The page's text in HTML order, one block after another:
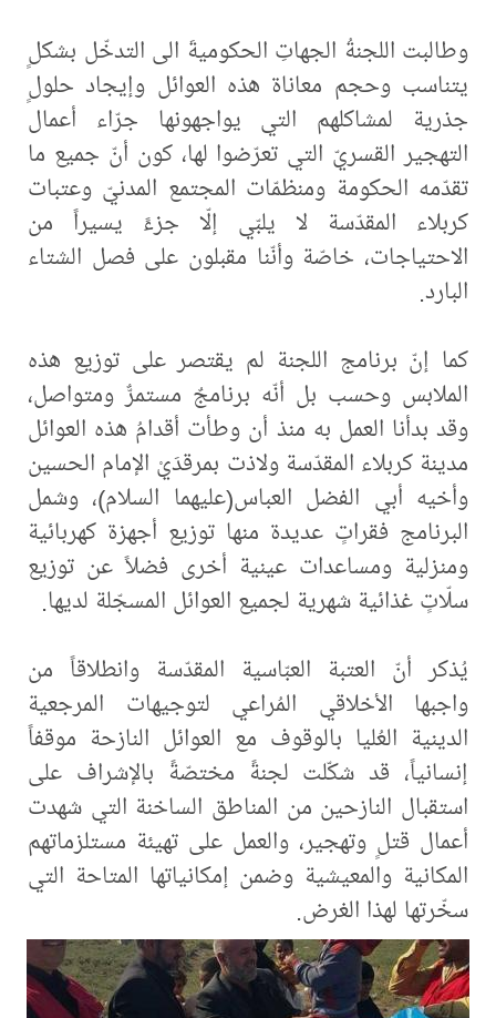
وطالبت اللجنةُ الجهاتِ الحكوميةَ الى التدخّل بشكلٍ
يتناسب وحجم معاناة هذه العوائل وإيجاد حلولٍ
جذرية لمشاكلهم التي يواجهونها جرّاء أعمال
التهجير القسريّ التي تعرّضوا لها، كون أنّ جميع ما
تقدّمه الحكومة ومنظمّات المجتمع المدنيّ وعتبات
كربلاء المقدّسة لا يلبّي إلّا جزءً يسيراً من
الاحتياجات، خاصّة وأنّنا مقبلون على فصل الشتاء
البارد.
كما إنّ برنامج اللجنة لم يقتصر على توزيع هذه
الملابس وحسب بل أنّه برنامجٌ مستمرٌّ ومتواصل،
وقد بدأنا العمل به منذ أن وطأت أقدامُ هذه العوائل
مدينة كربلاء المقدّسة ولاذت بمرقدَيْ الإمام الحسين
وأخيه أبي الفضل العباس(عليهما السلام)، وشمل
البرنامج فقراتٍ عديدة منها توزيع أجهزة كهربائية
ومنزلية ومساعدات عينية أخرى فضلاً عن توزيع
سلّاتٍ غذائية شهرية لجميع العوائل المسجّلة لديها.
يُذكر أنّ العتبة العبّاسية المقدّسة وانطلاقاً من
واجبها الأخلاقي المُراعي لتوجيهات المرجعية
الدينية العُليا بالوقوف مع العوائل النازحة موقفاً
إنسانياً، قد شكّلت لجنةً مختصّةً بالإشراف على
استقبال النازحين من المناطق الساخنة التي شهدت
أعمال قتلٍ وتهجير، والعمل على تهيئة مستلزماتهم
المكانية والمعيشية وضمن إمكانياتها المتاحة التي
سخّرتها لهذا الغرض.